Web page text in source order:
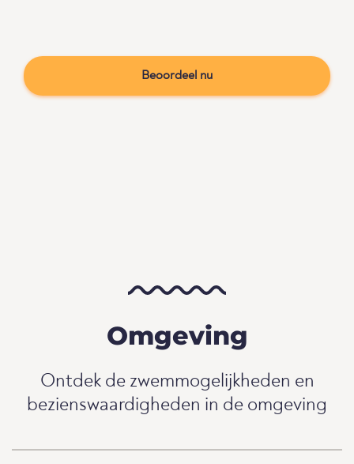
Beoordeel nu
Omgeving
Ontdek de zwemmogelijkheden en
bezienswaardigheden in de omgeving